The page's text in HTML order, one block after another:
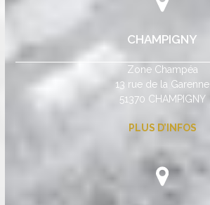
CHAMPIGNY
Zone Champéa
13 rue de la Garenne
51370 CHAMPIGNY
PLUS D’INFOS